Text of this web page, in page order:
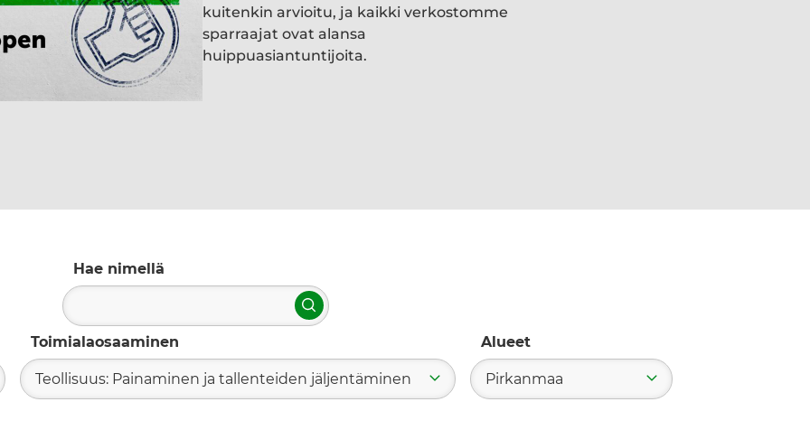
kuitenkin arvioitu, ja kaikki verkostomme
sparraajat ovat alansa
huippuasiantuntijoita.
Hae nimellä
Hae
Toimialaosaaminen
Teollisuus: Painaminen ja tallenteiden jäljentäminen
Alueet
Pirkanmaa